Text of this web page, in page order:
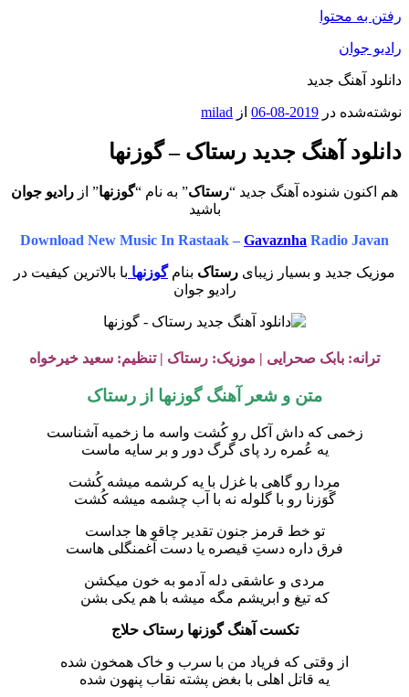
رفتن به محتوا
رادیو جوان
دانلود آهنگ جدید
نوشته‌شده در 2019-08-06 از milad
دانلود آهنگ جدید رستاک – گوزنها
هم اکنون شنوده آهنگ جدید “رستاک” به نام “گوزنها” از رادیو جوان
باشید
Download New Music In Rastaak – Gavaznha Radio Javan
موزیک جدید و بسیار زیبای رستاک بنامگوزنها با بالاترین کیفیت در
رادیو جوان
ترانه: بابک صحرایی | موزیک: رستاک | تنظیم: سعید خیرخواه
متن و شعر آهنگ گوزنها از رستاک
زخمی که داش آکل رو کُشت واسه ما زخمیه آشناست
یه عُمره رد پای گرگ دور و بر سایه ماست
مردا رو گاهی با غزل با یه کرشمه میشه کُشت
گَوَزنا رو با گلوله نه با آب چشمه میشه کُشت
تو خط قرمز جنون تقدیر چاقو ها جداست
فرق داره دستِ قیصره یا دست آغمنگلی هاست
مردی و عاشقی دله آدمو به خون میکشن
که تیغ و ابریشم مگه میشه با هم یکی بشن
تکست آهنگ گوزنها رستاک حلاج
از وقتی که فریاد من با سرب و خاک همخون شده
یه قاتل اهلی با بغض پشته نقاب پنهون شده